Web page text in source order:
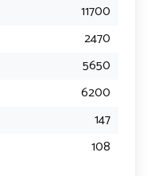
11700
2470
5650
6200
147
108